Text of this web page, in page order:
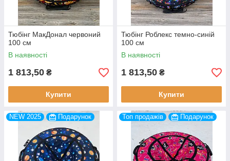
Тюбінг МакДонал червоний
100 см
В наявності
1 813,50 ₴
Купити
Тюбінг Роблекс темно-синій
100 см
В наявності
1 813,50 ₴
Купити
NEW 2025 Подарунок Топ продажів Подарунок